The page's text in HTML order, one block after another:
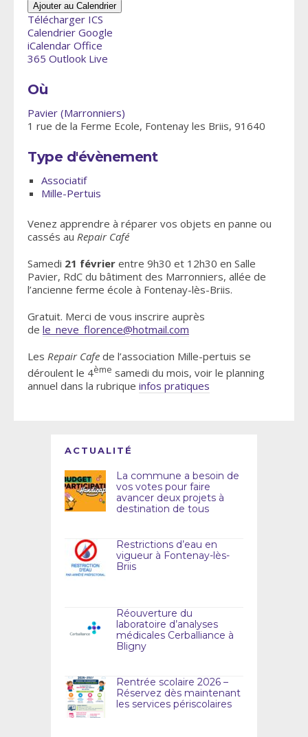
Ajouter au Calendrier
Télécharger ICS
Calendrier Google
iCalendar Office
365 Outlook Live
Où
Pavier (Marronniers)
1 rue de la Ferme Ecole, Fontenay les Briis, 91640
Type d'évènement
Associatif
Mille-Pertuis
Venez apprendre à réparer vos objets en panne ou
cassés au Repair Café
Samedi 21 février entre 9h30 et 12h30 en Salle
Pavier, RdC du bâtiment des Marronniers, allée de
l’ancienne ferme école à Fontenay-lès-Briis.
Gratuit. Merci de vous inscrire auprès
de le_neve_florence@hotmail.com
Les Repair Cafe de l’association Mille-pertuis se
déroulent le 4ème samedi du mois, voir le planning
annuel dans la rubrique infos pratiques
ACTUALITÉ
La commune a besoin de
vos votes pour faire
avancer deux projets à
destination de tous
Restrictions d’eau en
vigueur à Fontenay-lès-
Briis
Réouverture du
laboratoire d’analyses
médicales Cerballiance à
Bligny
Rentrée scolaire 2026 –
Réservez dès maintenant
les services périscolaires